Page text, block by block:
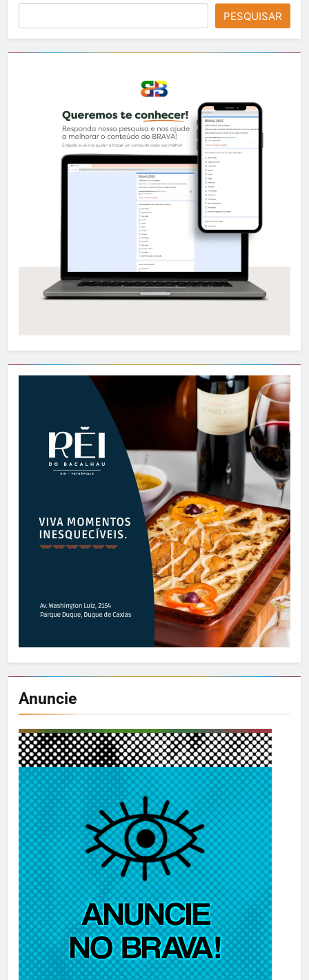
PESQUISAR
Anuncie